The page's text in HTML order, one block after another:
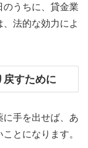
うちに、貸金業
法的な効力によ
戻すために
に手を出せば、あ
とになります。